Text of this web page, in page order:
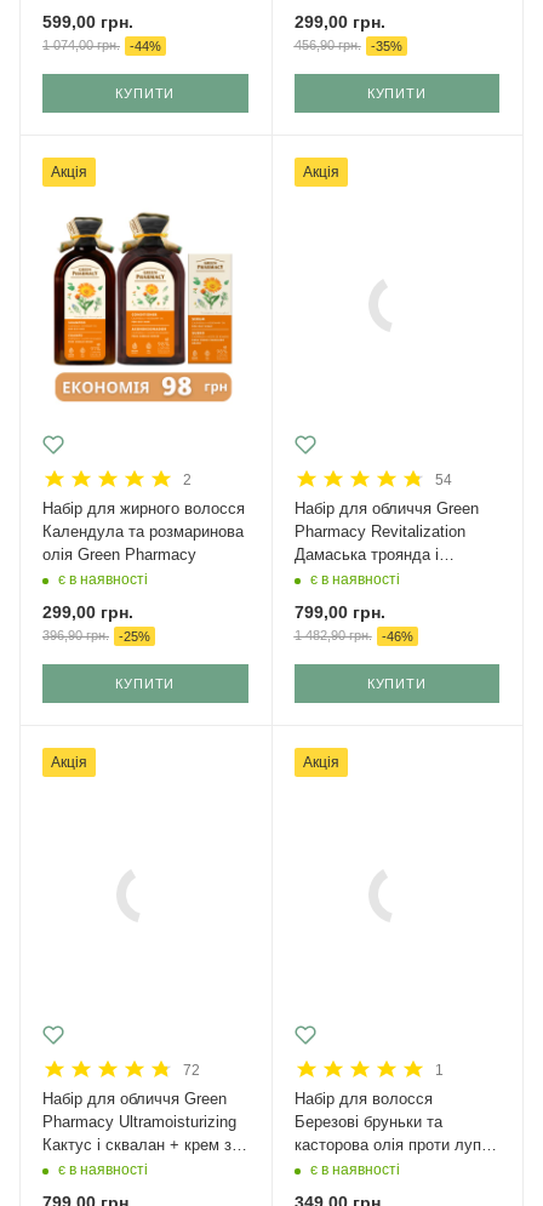
599,00 грн.
1 074,00грн. -44%
КУПИТИ
299,00грн.
456,90грн. -35%
КУПИТИ
Акція
2
Набір для жирного волосся
Календула та розмаринова
олія Green Pharmacy
є в наявності
299,00 грн.
396,90грн. -25%
КУПИТИ
Акція
54
Набір для обличчя Green
Рharmacy Revitalization
Дамаська троянда і
кераміди + крем з SPF 50
є в наявності
799,00грн.
1 482,90грн. -46%
КУПИТИ
Акція
72
Набір для обличчя Green
Рharmacy Ultramoisturizing
Кактус і сквалан + крем з
SPF 50
є в наявності
799,00 грн.
Акція
1
Набір для волосся
Березові бруньки та
касторова олія проти лупи
Green Pharmacy
є в наявності
349,00грн.